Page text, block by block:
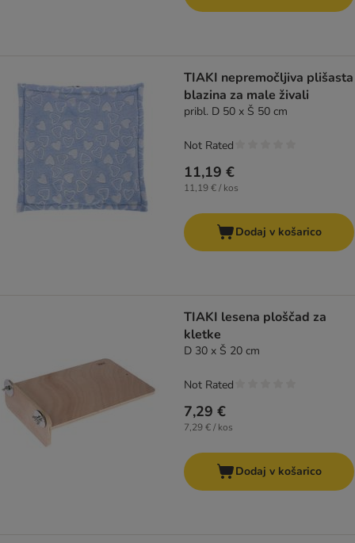
TIAKI nepremočljiva plišasta
blazina za male živali
pribl. D 50 x Š 50 cm
11,19 €
11,19 € / kos
Not Rated
Dodaj v košarico
TIAKI lesena ploščad za
kletke
D 30 x Š 20 cm
7,29 €
7,29 € / kos
Not Rated
Dodaj v košarico